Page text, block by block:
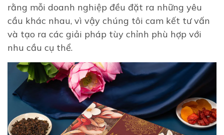
rằng mỗi doanh nghiệp đều đặt ra những yêu
cầu khác nhau, vì vậy chúng tôi cam kết tư vấn
và tạo ra các giải pháp tùy chỉnh phù hợp với
nhu cầu cụ thể.